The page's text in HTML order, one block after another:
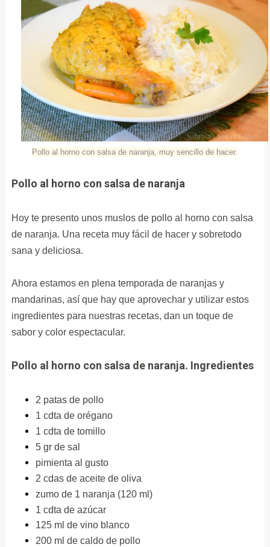
Pollo al horno con salsa de naranja, muy sencillo de hacer.
Pollo al horno con salsa de naranja
Hoy te presento unos muslos de pollo al horno con salsa
de naranja. Una receta muy fácil de hacer y sobretodo
sana y deliciosa.
Ahora estamos en plena temporada de naranjas y
mandarinas, así que hay que aprovechar y utilizar estos
ingredientes para nuestras recetas, dan un toque de
sabor y color espectacular.
Pollo al horno con salsa de naranja. Ingredientes
2 patas de pollo
1 cdta de orégano
1 cdta de tomillo
5 gr de sal
pimienta al gusto
2 cdas de aceite de oliva
zumo de 1 naranja (120 ml)
1 cdta de azúcar
125 ml de vino blanco
200 ml de caldo de pollo